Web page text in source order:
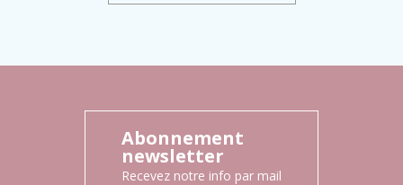
Abonnement
newsletter
Recevez notre info par mail